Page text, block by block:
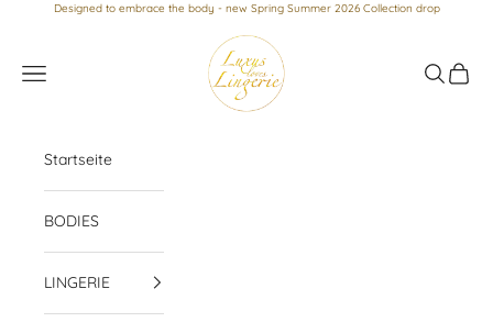
Zum Inhalt springen
Designed to embrace the body - new Spring Summer 2026 Collection drop
Luxus loves Lingerie
Menü
Suchen
Startseite
BODIES
LINGERIE